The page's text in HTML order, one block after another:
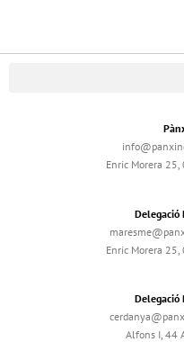
Enric Morera
Delegació
Enric Morera
Delegació
Alfons I, 44